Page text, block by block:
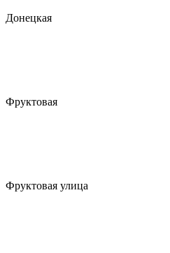
Донецкая
Фруктовая
Фруктовая улица